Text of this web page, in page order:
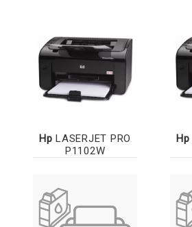
Hp LASERJET PRO
P1102W
Hp